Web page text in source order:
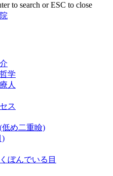
to search or ESC to close
学
人
ス
低め二重瞼)
)
ぼんでいる目